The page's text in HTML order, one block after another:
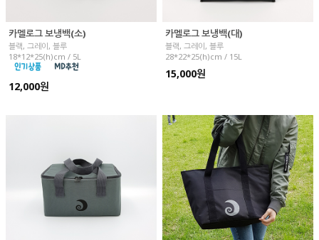
카멜로그 보냉백(소)
블랙, 그레이, 블루
18*12*25(h)cm / 5L
12,000원
카멜로그 보냉백(대)
블랙, 그레이, 블루
28*22*25(h)cm / 15L
15,000원